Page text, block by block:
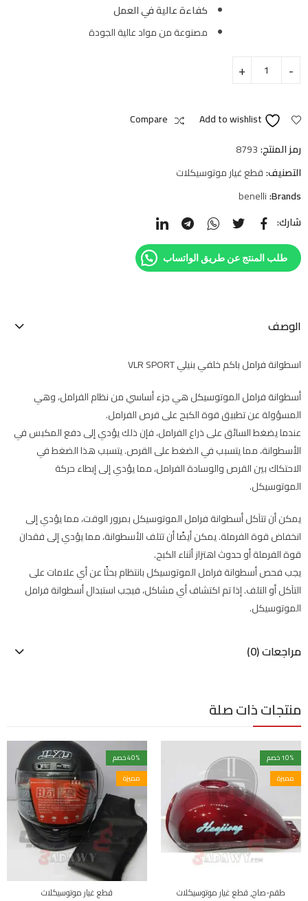
كفاءة عالية في العمل
مصنوعة من مواد عالية الجودة
Add to wishlist
Compare
رمز المنتج:8793
التصنيف:قطع غيار موتوسيكلات
Brands:
benelli
شارك:
طلب المنتج عن طريق الواتساب
الوصف
اسطوانة فرامل باكم خلفي بنيلي VLR SPORT
أسطوانة فرامل الموتوسيكل هي جزء أساسي من نظام الفرامل، وهي
المسؤولة عن تطبيق قوة الكبح على قرص الفرامل.
عندما يضغط السائق على ذراع الفرامل، فإن ذلك يؤدي إلى دفع المكبس في
الأسطوانة، مما يتسبب في الضغط على القرص. يتسبب هذا الضغط في
الاحتكاك بين القرص والوسادة الفرامل، مما يؤدي إلى إبطاء حركة
الموتوسيكل.
يمكن أن تتآكل أسطوانة فرامل الموتوسيكل بمرور الوقت، مما يؤدي إلى
انخفاض قوة الفرملة. يمكن أيضًا أن تتلف الأسطوانة، مما يؤدي إلى فقدان
قوة الفرملة أو حدوث اهتزاز أثناء الكبح.
يجب فحص أسطوانة فرامل الموتوسيكل بانتظام بحثًا عن أي علامات على
التآكل أو التلف. إذا تم اكتشاف أي مشاكل، فيجب استبدال أسطوانة فرامل
الموتوسيكل.
مراجعات (0)
منتجات ذات صلة
10% خصم
مميزة
طقم-صاج,قطع غيار موتوسيكلات
40% خصم
مميزة
قطع غيار موتوسيكلات